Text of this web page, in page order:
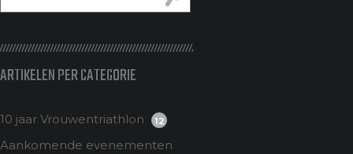
ARTIKELEN PER CATEGORIE
10 jaar Vrouwentriathlon 12
Aankomende evenementen